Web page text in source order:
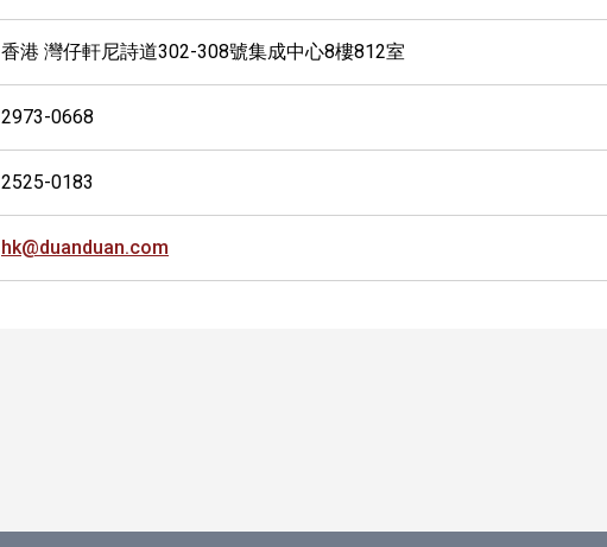
香港 灣仔軒尼詩道302-308號集成中心8樓812室
2973-0668
2525-0183
hk@duanduan.com